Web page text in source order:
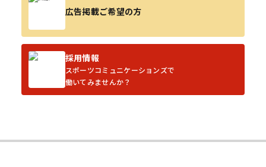
広告掲載ご希望の方
採用情報
スポーツコミュニケーションズで
働いてみませんか？